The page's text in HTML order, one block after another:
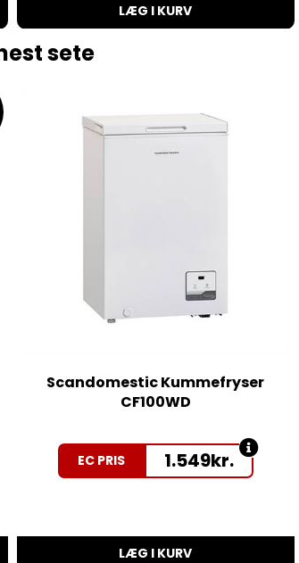
LÆG I KURV
sete
Scandomestic Kummefryser
CF100WD
EC PRIS 1.549kr.
LÆG I KURV